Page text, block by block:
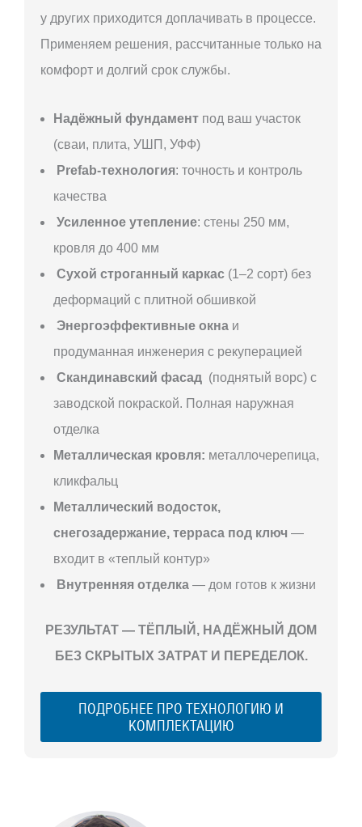
у других приходится доплачивать в процессе.
Применяем решения, рассчитанные только на
комфорт и долгий срок службы.
Надёжный фундамент под ваш участок
(сваи, плита, УШП, УФФ)
Prefab-технология: точность и контроль
качества
Усиленное утепление: стены 250 мм,
кровля до 400 мм
Сухой строганный каркас (1–2 сорт) без
деформаций с плитной обшивкой
Энергоэффективные окна и
продуманная инженерия с рекуперацией
Скандинавский фасад (поднятый ворс) с
заводской покраской. Полная наружная
отделка
Металлическая кровля: металлочерепица,
кликфальц
Металлический водосток,
снегозадержание, терраса под ключ —
входит в «теплый контур»
Внутренняя отделка — дом готов к жизни
РЕЗУЛЬТАТ — ТЁПЛЫЙ, НАДЁЖНЫЙ ДОМ
БЕЗ СКРЫТЫХ ЗАТРАТ И ПЕРЕДЕЛОК.
ПОДРОБНЕЕ ПРО ТЕХНОЛОГИЮ И
КОМПЛЕКТАЦИЮ